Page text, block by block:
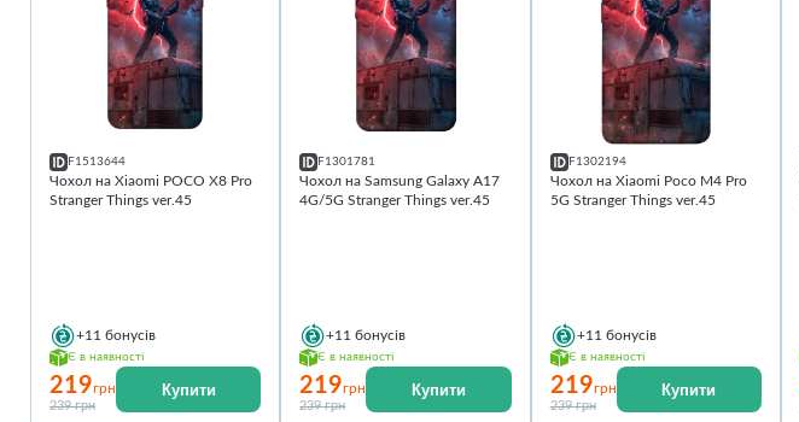
F1513644
Чохол на Xiaomi POCO X8 Pro
Stranger Things ver.45
+11 бонусів
Є в наявності
219грн
239 грн
Купити
F1301781
Чохол на Samsung Galaxy A17
4G/5G Stranger Things ver.45
+11 бонусів
Є в наявності
219грн
239 грн
Купити
F1302194
Чохол на Xiaomi Poco M4 Pro
5G Stranger Things ver.45
+11 бонусів
Є в наявності
219грн
239 грн
Купити